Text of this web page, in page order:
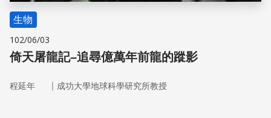
生物
102/06/03
倚天屠龍記–追尋億萬年前龍的蹤影
程延年 ｜ 成功大學地球科學研究所教授